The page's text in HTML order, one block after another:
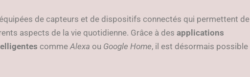
de capteurs et de dispositifs connectés qui permettent de
aspects de la vie quotidienne. Grâce à des applications
commeAlexa ou Google Home, il est désormais possible